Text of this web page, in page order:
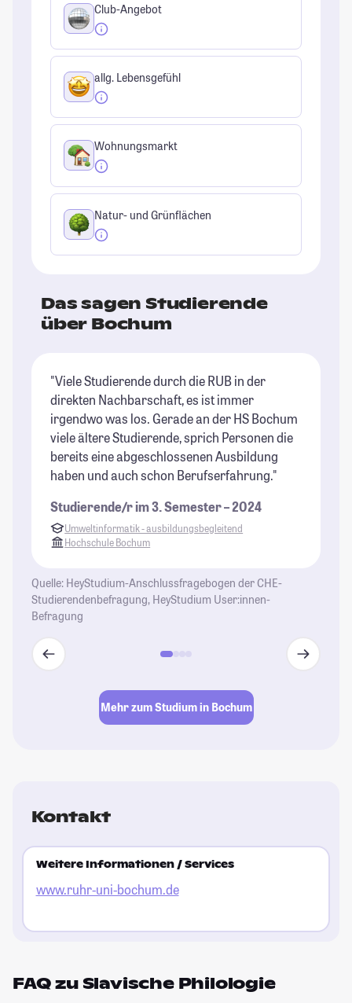
Club-Angebot
allg. Lebensgefühl
Wohnungsmarkt
Natur- und Grünflächen
Das sagen Studierende
über Bochum
"Viele Studierende durch die RUB in der
direkten Nachbarschaft, es ist immer
irgendwo was los. Gerade an der HS Bochum
viele ältere Studierende, sprich Personen die
bereits eine abgeschlossenen Ausbildung
haben und auch schon Berufserfahrung."
Studierende/r im 3. Semester – 2024
Umweltinformatik - ausbildungsbegleitend
Hochschule Bochum
Quelle: HeyStudium-Anschlussfragebogen der CHE-
Studierendenbefragung, HeyStudium User:innen-
Befragung
Mehr zum Studium in Bochum
Kontakt
Weitere Informationen / Services
www.ruhr-uni-bochum.de
FAQ zu Slavische Philologie